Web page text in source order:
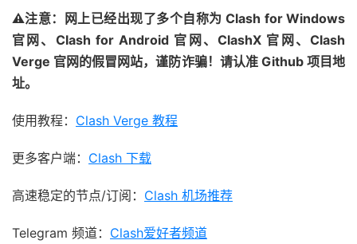
⚠注意：网上已经出现了多个自称为 Clash for Windows
官网、Clash for Android 官网、ClashX 官网、Clash
Verge 官网的假冒网站，谨防诈骗！请认准 Github 项目地
址。
使用教程： Clash Verge 教程
更多客户端： Clash 下载
高速稳定的节点/订阅： Clash 机场推荐
Telegram 频道： Clash爱好者频道